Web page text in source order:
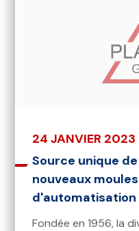
24 JANVIER 2023
Source unique
nouveaux
d'automatisation
Fondée en 1956, la